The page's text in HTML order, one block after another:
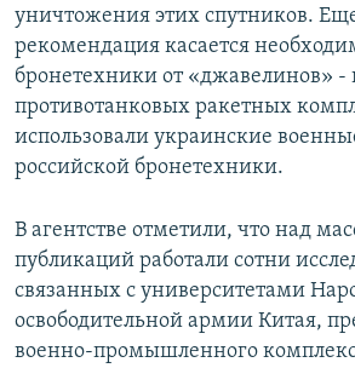
уничтожения этих спутников.
рекомендация касается
бронетехники от «джавелинов» -
противотанковых ракетных
использовали украинские
российской бронетехники.
В агентстве отметили, что над
публикаций работали сотни
связанных с университетами
освободительной армии Китая,
военно-промышленного